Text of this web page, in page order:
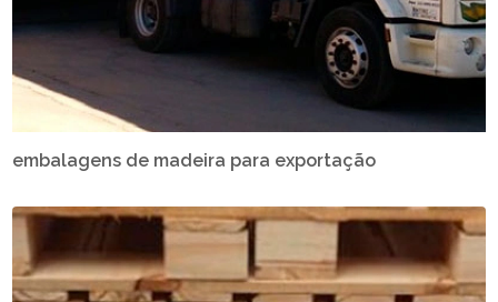
embalagens de madeira para exportação